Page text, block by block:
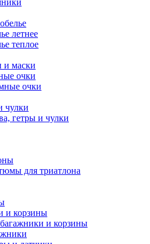
летнее
теплое
и маски
очки
очки
чулки
гетры и чулки
для триатлона
и корзины
и корзины